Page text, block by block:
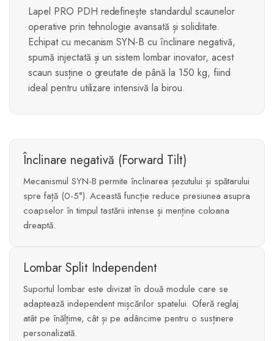
Lapel PRO PDH redefinește standardul scaunelor
operative prin tehnologie avansată și soliditate.
Echipat cu mecanism SYN-B cu înclinare negativă,
spumă injectată și un sistem lombar inovator, acest
scaun susține o greutate de până la 150 kg, fiind
ideal pentru utilizare intensivă la birou.
Înclinare negativă (Forward Tilt)
Mecanismul SYN-B permite înclinarea șezutului și spătarului
spre față (0-5°). Această funcție reduce presiunea asupra
coapselor în timpul tastării intense și menține coloana
dreaptă.
Lombar Split Independent
Suportul lombar este divizat în două module care se
adaptează independent mișcărilor spatelui. Oferă reglaj
atât pe înălțime, cât și pe adâncime pentru o susținere
personalizată.